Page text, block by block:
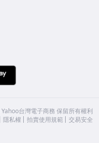
Yahoo台灣電子商務 保留所有權利
隱私權 拍賣使用規範 交易安全